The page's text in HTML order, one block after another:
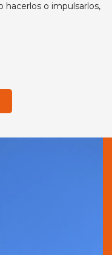
hacerlos o impulsarlos,